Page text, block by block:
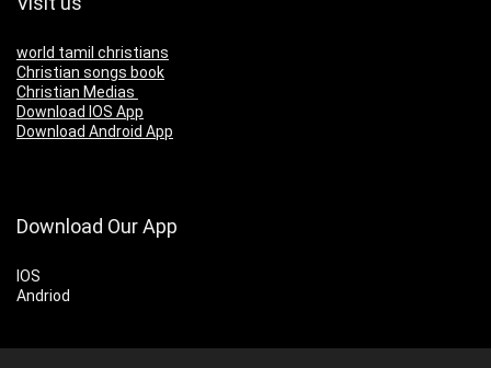
world tamil christians
Christian songs book
Christian Medias
Download IOS App
Download Android App
Download Our App
IOS
Andriod